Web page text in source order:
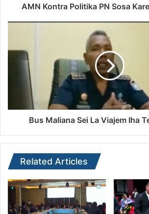
AMN Kontra Politika PN Sosa
Bus Maliana Sei La Viajem Iha
Related Articles